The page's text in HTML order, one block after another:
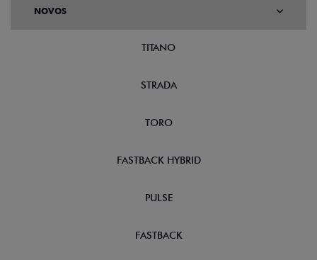
NOVOS
TITANO
STRADA
TORO
FASTBACK HYBRID
PULSE
FASTBACK